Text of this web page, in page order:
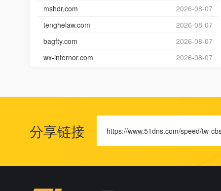
mshdr.com
2026-08-07
tenghelaw.com
2026-08-07
bagfty.com
2026-08-07
wx-internor.com
2026-08-07
分享链接 https://www.51dns.com/speed/tw-